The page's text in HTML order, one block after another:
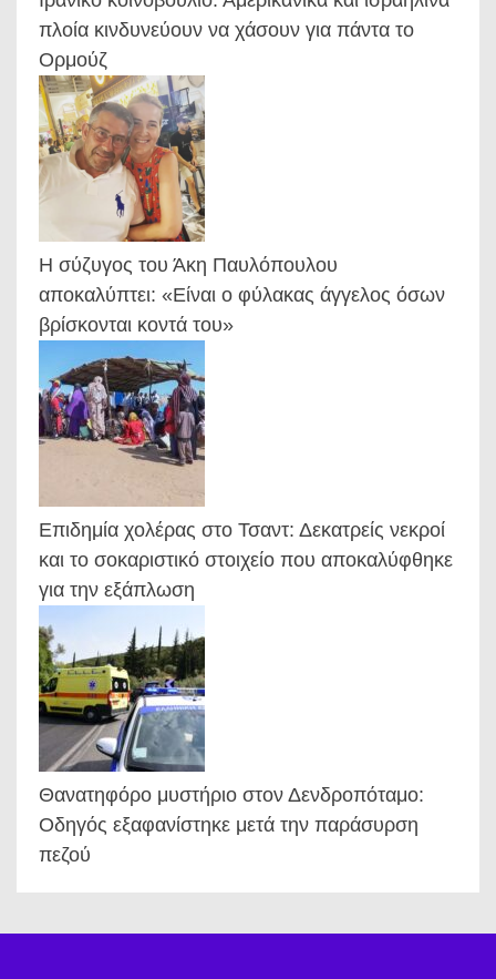
πλοία κινδυνεύουν να χάσουν για πάντα το
Ορμούζ
Η σύζυγος του Άκη Παυλόπουλου
αποκαλύπτει: «Είναι ο φύλακας άγγελος όσων
βρίσκονται κοντά του»
Επιδημία χολέρας στο Τσαντ: Δεκατρείς νεκροί
και το σοκαριστικό στοιχείο που αποκαλύφθηκε
για την εξάπλωση
Θανατηφόρο μυστήριο στον Δενδροπόταμο:
Οδηγός εξαφανίστηκε μετά την παράσυρση
πεζού